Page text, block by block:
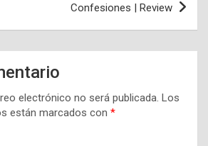
Confesiones | Review
electrónico no será publicada. Los
están marcados con *